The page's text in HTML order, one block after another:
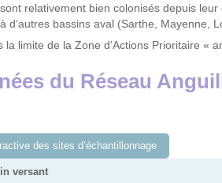
relativement bien colonisés depuis
bassins aval (Sarthe, Mayenne,
la limite de la Zone d’Actions Prioritaire «
du Réseau
des sites d’échantillonnage
versant